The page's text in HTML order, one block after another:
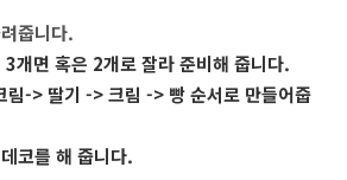
줍니다.
개면 혹은 2개로 잘라 준비해 줍니다.
-> 딸기 -> 크림 -> 빵 순서로 만들어줍
코를 해 줍니다.